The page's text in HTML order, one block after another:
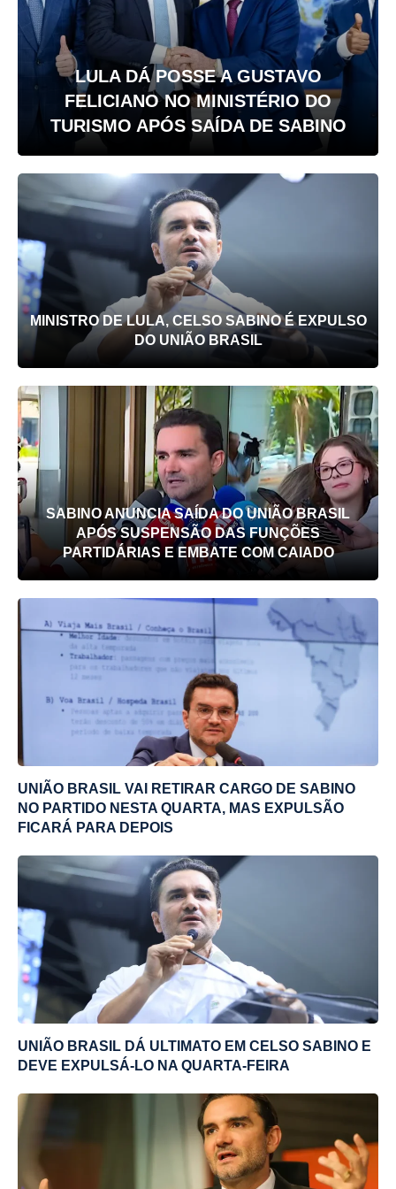
LULA DÁ POSSE A GUSTAVO
FELICIANO NO MINISTÉRIO DO
TURISMO APÓS SAÍDA DE SABINO
MINISTRO DE LULA, CELSO SABINO É EXPULSO
DO UNIÃO BRASIL
SABINO ANUNCIA SAÍDA DO UNIÃO BRASIL
APÓS SUSPENSÃO DAS FUNÇÕES
PARTIDÁRIAS E EMBATE COM CAIADO
UNIÃO BRASIL VAI RETIRAR CARGO DE SABINO
NO PARTIDO NESTA QUARTA, MAS EXPULSÃO
FICARÁ PARA DEPOIS
UNIÃO BRASIL DÁ ULTIMATO EM CELSO SABINO E
DEVE EXPULSÁ-LO NA QUARTA-FEIRA